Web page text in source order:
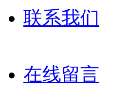
联系我们
在线留言